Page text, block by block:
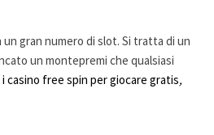
gran numero di slot. Si tratta di un
un montepremi che qualsiasi
i casino free spin per giocare gratis,